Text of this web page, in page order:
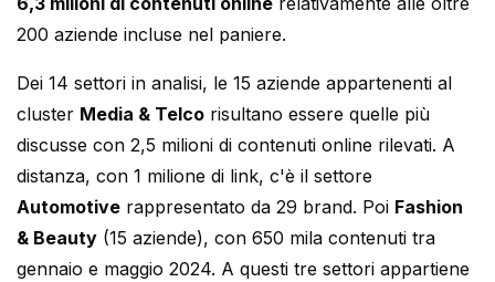
200 aziende incluse nel paniere.
Dei 14 settori in analisi, le 15 aziende appartenenti al
cluster Media & Telco risultano essere quelle più
discusse con 2,5 milioni di contenuti online rilevati. A
distanza, con 1 milione di link, c'è il settore
Automotive rappresentato da 29 brand. Poi Fashion
& Beauty (15 aziende), con 650 mila contenuti tra
gennaio e maggio 2024. A questi tre settori appartiene